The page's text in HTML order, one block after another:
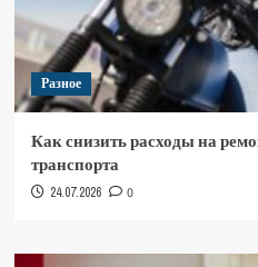
Разное
Как снизить расходы на
транспорта
24.07.2026 0